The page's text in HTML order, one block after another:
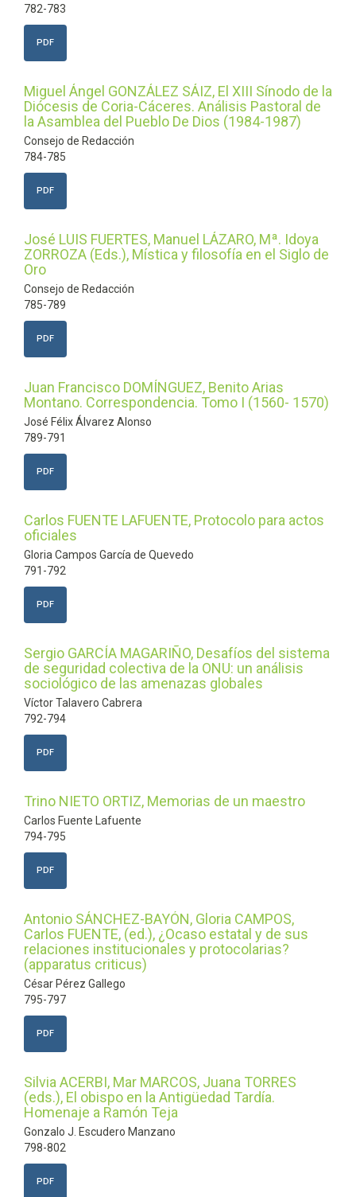
782-783
PDF
Miguel Ángel GONZÁLEZ SÁIZ, El XIII Sínodo de la
Diócesis de Coria-Cáceres. Análisis Pastoral de
la Asamblea del Pueblo De Dios (1984-1987)
Consejo de Redacción
784-785
PDF
José LUIS FUERTES, Manuel LÁZARO, Mª. Idoya
ZORROZA (Eds.), Mística y filosofía en el Siglo de
Oro
Consejo de Redacción
785-789
PDF
Juan Francisco DOMÍNGUEZ, Benito Arias
Montano. Correspondencia. Tomo I (1560- 1570)
José Félix Álvarez Alonso
789-791
PDF
Carlos FUENTE LAFUENTE, Protocolo para actos
oficiales
Gloria Campos García de Quevedo
791-792
PDF
Sergio GARCÍA MAGARIÑO, Desafíos del sistema
de seguridad colectiva de la ONU: un análisis
sociológico de las amenazas globales
Víctor Talavero Cabrera
792-794
PDF
Trino NIETO ORTIZ, Memorias de un maestro
Carlos Fuente Lafuente
794-795
PDF
Antonio SÁNCHEZ-BAYÓN, Gloria CAMPOS,
Carlos FUENTE, (ed.), ¿Ocaso estatal y de sus
relaciones institucionales y protocolarias?
(apparatus criticus)
César Pérez Gallego
795-797
PDF
Silvia ACERBI, Mar MARCOS, Juana TORRES
(eds.), El obispo en la Antigüedad Tardía.
Homenaje a Ramón Teja
Gonzalo J. Escudero Manzano
798-802
PDF